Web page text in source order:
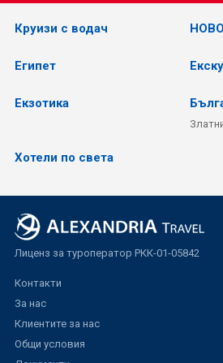
Круизи с водач НОВО
Египет
Екзотика
Хотели по света
Лиценз за туроператор РКК-01-05842
Контакти
За нас
Клиентите за нас
Общи условия